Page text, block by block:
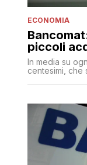
ECONOMIA
piccoli
In media su
centesimi, che